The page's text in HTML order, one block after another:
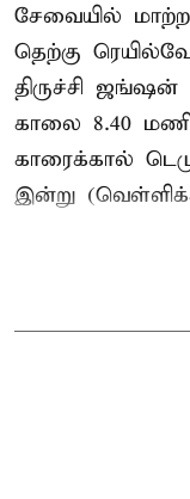
சேவையில்
தெற்கு
திருச்சி ஜங்ஷன்
காலை 8.40
காரைக்கால்
இன்று